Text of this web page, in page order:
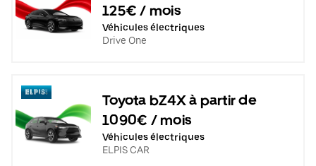
125€ / mois
Véhicules électriques
Drive One
Toyota bZ4X à partir de
1090€ / mois
Véhicules électriques
ELPIS CAR